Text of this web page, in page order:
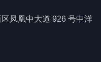
凤凰中大道 926 号中洋